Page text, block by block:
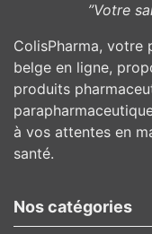
”Votre
ColisPharma, votre
belge en ligne,
produits
à vos attentes en
santé.
Nos catégories